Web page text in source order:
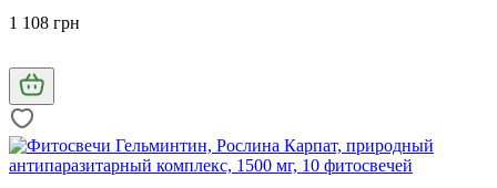
1 108 грн